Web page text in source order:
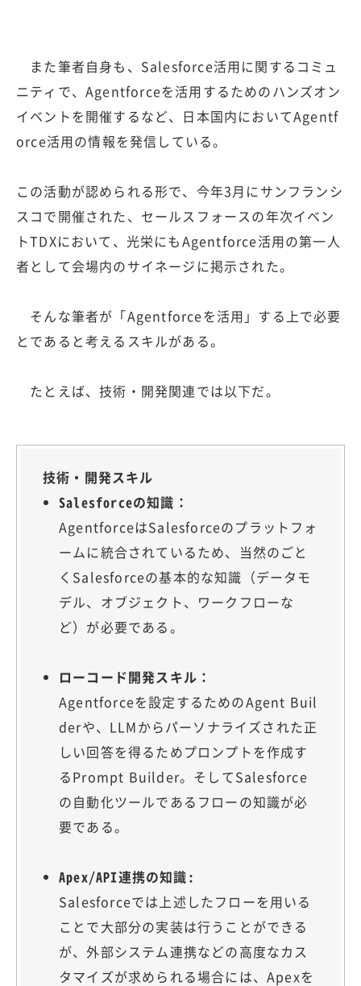
また筆者自身も、Salesforce活用に関するコミュ
ニティで、Agentforceを活用するためのハンズオン
イベントを開催するなど、日本国内においてAgentf
orce活用の情報を発信している。
この活動が認められる形で、今年3月にサンフランシ
スコで開催された、セールスフォースの年次イベン
トTDXにおいて、光栄にもAgentforce活用の第一人
者として会場内のサイネージに掲示された。
そんな筆者が「Agentforceを活用」する上で必要
とであると考えるスキルがある。
たとえば、技術・開発関連では以下だ。
技術・開発スキル
Salesforceの知識：
AgentforceはSalesforceのプラットフォ
ームに統合されているため、当然のごと
くSalesforceの基本的な知識（データモ
デル、オブジェクト、ワークフローな
ど）が必要である。
ローコード開発スキル：
Agentforceを設定するためのAgent Buil
derや、LLMからパーソナライズされた正
しい回答を得るためプロンプトを作成す
るPrompt Builder。そしてSalesforce
の自動化ツールであるフローの知識が必
要である。
Apex/API連携の知識:
Salesforceでは上述したフローを用いる
ことで大部分の実装は行うことができる
が、外部システム連携などの高度なカス
タマイズが求められる場合には、Apexを